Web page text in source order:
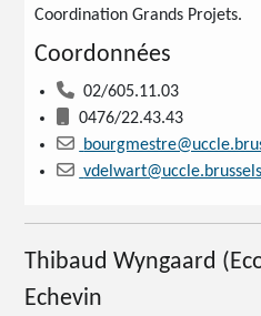
Coordination Grands Projets.
Coordonnées
02/605.11.03
0476/22.43.43
vdelwart@uccle.brussels
Thibaud Wyngaard
Echevin